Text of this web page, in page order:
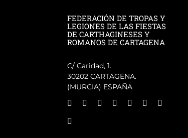
FEDERACIÓN DE TROPAS Y
LEGIONES DE LAS FIESTAS
DE CARTHAGINESES Y
ROMANOS DE CARTAGENA
C/ Caridad, 1.
30202 CARTAGENA.
(MURCIA) ESPAÑA